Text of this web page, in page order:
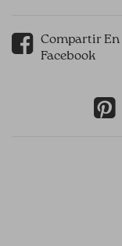
Compartir En
Facebook